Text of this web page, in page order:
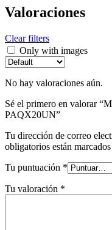
Valoraciones
Clear filters
Only with images
No hay valoraciones aún.
Sé el primero en valorar
PAQX20UN”
Tu dirección de correo
obligatorios están
Tu puntuación *
Tu valoración *